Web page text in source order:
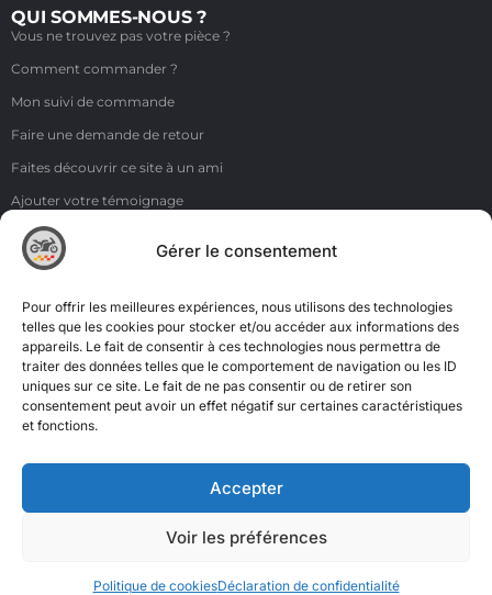
Gérer le consentement
Pour offrir les meilleures expériences, nous utilisons des technologies
telles que les cookies pour stocker et/ou accéder aux informations des
appareils. Le fait de consentir à ces technologies nous permettra de
traiter des données telles que le comportement de navigation ou les ID
uniques sur ce site. Le fait de ne pas consentir ou de retirer son
consentement peut avoir un effet négatif sur certaines caractéristiques
et fonctions.
Accepter
Voir les préférences
Politique de cookiesDéclaration de confidentialité
QUI SOMMES-NOUS ?
Vous ne trouvez pas votre pièce ?
Comment commander ?
Mon suivi de commande
Faire une demande de retour
Faites découvrir ce site à un ami
Ajouter votre témoignage
Voir tous les témoignages
Liens
NOS COORDONNÉES
ZI de la Moinerie - 8 rue du Roussillon 91220 Bretigny sur Orge
Email: contact@accimoto.com
Standard : +33(0)1 69 88 16 16